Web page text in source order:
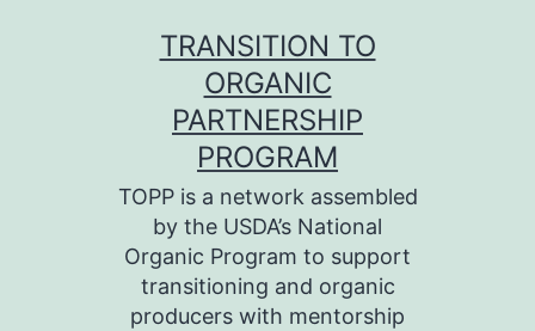
TRANSITION TO
ORGANIC
PARTNERSHIP
PROGRAM
TOPP is a network assembled
by the USDA’s National
Organic Program to support
transitioning and organic
producers with mentorship